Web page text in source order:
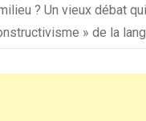
? Un vieux débat
» de la